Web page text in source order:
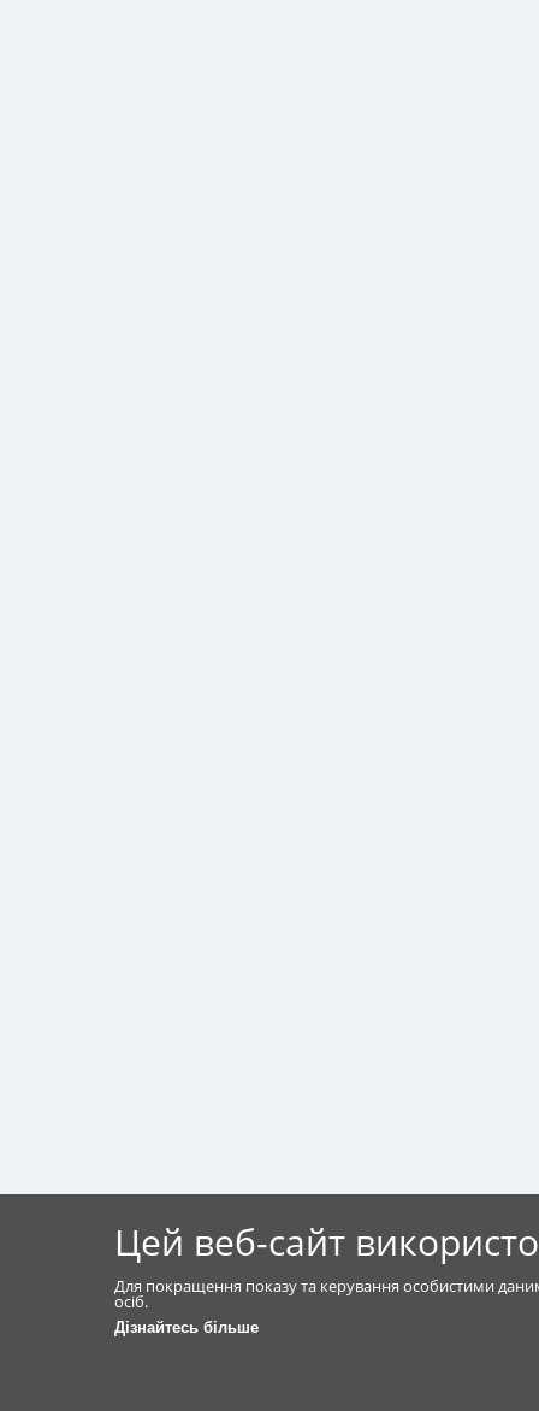
Цей веб-сайт
Для покращення показу та керування особистими
осіб.
Дізнайтесь більше